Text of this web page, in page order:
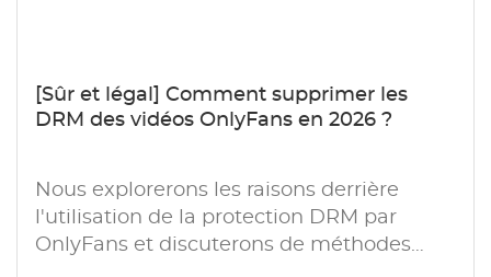
[Sûr et légal] Comment supprimer les
DRM des vidéos OnlyFans en 2026 ?
Nous explorerons les raisons derrière
l'utilisation de la protection DRM par
OnlyFans et discuterons de méthodes